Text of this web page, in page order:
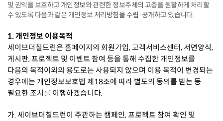
및 권익을 보호하고 개인정보와 관련한 정보주체의 고충을 원활하게 처리할
수 있도록 다음과 같은 개인정보 처리방침을 수립·공개하고 있습니다.
1. 개인정보 이용목적
세이브더칠드런은 홈페이지의 회원가입, 고객서비스센터, 서면양식,
게시판, 프로젝트 및 이벤트 참여 등을 통해 수집한 개인정보를
다음의 목적이외의 용도로는 사용되지 않으며 이용 목적이 변경되는
경우에는 개인정보보호법 제18조에 따라 별도의 동의를 받는 등
필요한 조치를 이행하겠습니다.
가. 세이브더칠드런이 주관하는 캠페인, 프로젝트 참여 확인 및